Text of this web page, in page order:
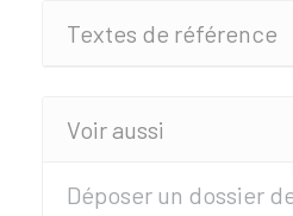
Textes de référence
Voir aussi
Déposer un dossier